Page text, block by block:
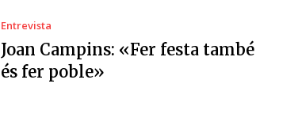
Entrevista
Joan Campins: «Fer festa també
és fer poble»